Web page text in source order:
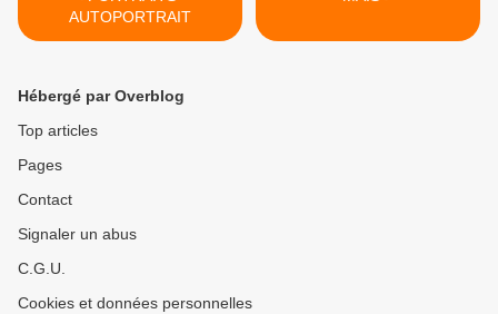
AUTOPORTRAIT
Hébergé par Overblog
Top articles
Pages
Contact
Signaler un abus
C.G.U.
Cookies et données personnelles